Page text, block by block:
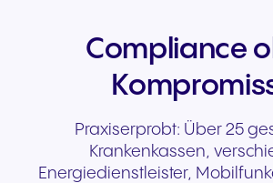
Compliance
Praxiserprobt: Über 25
Krankenkassen,
Energiedienstleister,